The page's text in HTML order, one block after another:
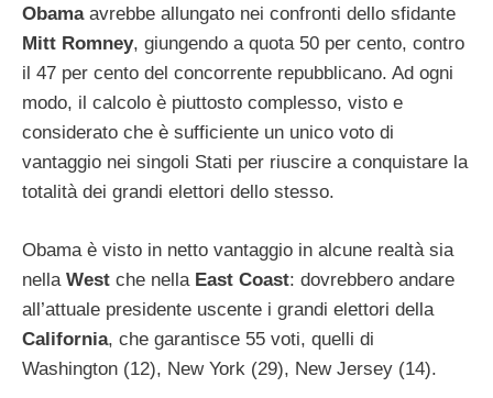
Obamaavrebbe allungato nei confronti dello sfidante
Mitt Romney, giungendo a quota 50 per cento, contro
il 47 per cento del concorrente repubblicano. Ad ogni
modo, il calcolo è piuttosto complesso, visto e
considerato che è sufficiente un unico voto di
vantaggio nei singoli Stati per riuscire a conquistare la
totalità dei grandi elettori dello stesso.
Obama è visto in netto vantaggio in alcune realtà sia
nella West che nella East Coast: dovrebbero andare
all’attuale presidente uscente i grandi elettori della
California, che garantisce 55 voti, quelli di
Washington (12), New York (29), New Jersey (14).